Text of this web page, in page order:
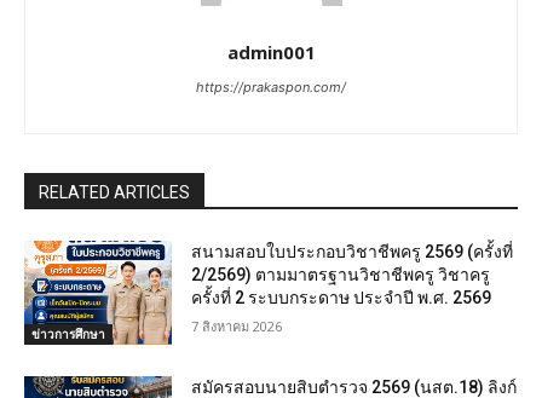
admin001
https://prakaspon.com/
RELATED ARTICLES
ข่าวการศึกษา
สนามสอบใบประกอบวิชาชีพครู 2569 (ครั้งที่
2/2569) ตามมาตรฐานวิชาชีพครู วิชาครู
ครั้งที่ 2 ระบบกระดาษ ประจำปี พ.ศ. 2569
7 สิงหาคม 2026
สมัครสอบนายสิบตำรวจ 2569 (นสต.18) ลิงก์